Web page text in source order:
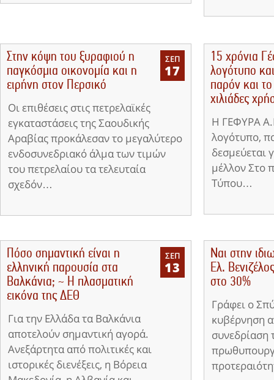
ΣΕΠ
17
Στην κόψη του ξυραφιού η
παγκόσμια οικονομία και η
ειρήνη στον Περσικό
Οι επιθέσεις στις πετρελαϊκές
εγκαταστάσεις της Σαουδικής
Αραβίας προκάλεσαν το μεγαλύτερο
ενδοσυνεδριακό άλμα των τιμών
του πετρελαίου τα τελευταία
σχεδόν…
15 χρόνια
λογότυπο
παρόν και
χιλιάδες
Η ΓΕΦΥΡΑ
λογότυπο,
δεσμεύεται
μέλλον Στο
Τύπου…
ΣΕΠ
13
Πόσο σημαντική είναι η
ελληνική παρουσία στα
Βαλκάνια; ~ Η πλασματική
εικόνα της ΔΕΘ
Για την Ελλάδα τα Βαλκάνια
αποτελούν σημαντική αγορά.
Ανεξάρτητα από πολιτικές και
ιστορικές διενέξεις, η Βόρεια
Ναι στην
Ελ.
στο 30%
Γράφει ο
κυβέρνηση
συνεδρίαση